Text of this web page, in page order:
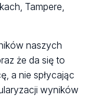
Tampere,
naszych
że da się to
a nie spłycając
wyników